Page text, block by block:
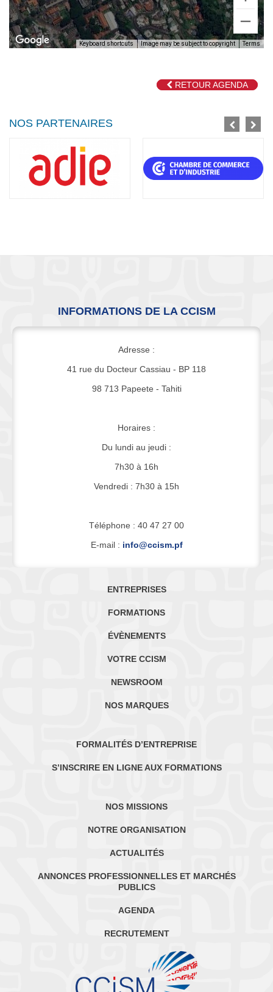
Keyboard shortcuts Image may be subject to copyright Terms
RETOUR AGENDA
NOS PARTENAIRES
INFORMATIONS DE LA CCISM
Adresse :
41 rue du Docteur Cassiau - BP 118
98 713 Papeete - Tahiti
Horaires :
Du lundi au jeudi :
7h30 à 16h
Vendredi : 7h30 à 15h
Téléphone : 40 47 27 00
E-mail : info@ccism.pf
ENTREPRISES
FORMATIONS
ÉVÈNEMENTS
VOTRE CCISM
NEWSROOM
NOS MARQUES
FORMALITÉS D’ENTREPRISE
S’INSCRIRE EN LIGNE AUX FORMATIONS
NOS MISSIONS
NOTRE ORGANISATION
ACTUALITÉS
ANNONCES PROFESSIONNELLES ET MARCHÉS
PUBLICS
AGENDA
RECRUTEMENT